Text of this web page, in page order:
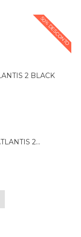
50% DESCONTO
2...